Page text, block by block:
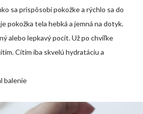
sa prispôsobí pokožke a rýchlo sa do
pokožka tela hebká a jemná na dotyk.
alebo lepkavý pocit. Už po chvíľke
Cítim iba skvelú hydratáciu a
balenie